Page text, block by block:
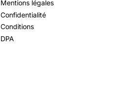
Mentions légales
Confidentialité
Conditions
DPA